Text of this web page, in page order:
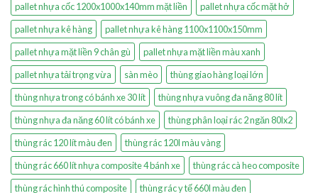
pallet nhựa cốc 1200x1000x140mm mặt liền
pallet nhựa cốc mặt hở
pallet nhựa kê hàng
pallet nhựa kê hàng 1100x1100x150mm
pallet nhựa mặt liền 9 chân gù
pallet nhựa mặt liền màu xanh
pallet nhựa tải trọng vừa
sàn mèo
thùng giao hàng loại lớn
thùng nhựa trong có bánh xe 30 lít
thùng nhựa vuông đa năng 80 lít
thùng nhựa đa năng 60 lít có bánh xe
thùng phân loại rác 2 ngăn 80lx2
thùng rác 120 lít màu đen
thùng rác 120l màu vàng
thùng rác 660 lít nhựa composite 4 bánh xe
thùng rác cà heo composite
thùng rác hình thú composite
thùng rác y tế 660l màu đen